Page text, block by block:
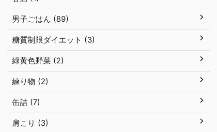
男子ごはん (89)
糖質制限ダイエット (3)
緑黄色野菜 (2)
練り物 (2)
缶詰 (7)
肩こり (3)